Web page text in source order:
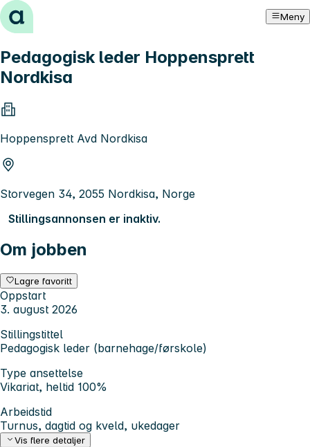
Hopp til innhold Meny
Pedagogisk leder Hoppensprett
Nordkisa
Hoppensprett Avd Nordkisa
Storvegen 34, 2055 Nordkisa, Norge
Stillingsannonsen er inaktiv.
Om jobben
Lagre favoritt
Oppstart
3. august 2026
Stillingstittel
Pedagogisk leder (barnehage/førskole)
Type ansettelse
Vikariat, heltid 100%
Arbeidstid
Turnus, dagtid og kveld, ukedager
Vis flere detaljer